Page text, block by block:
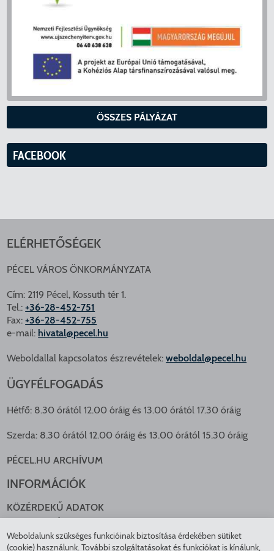
ÖSSZES PÁLYÁZAT
FACEBOOK
ELÉRHETŐSÉGEK
PÉCEL VÁROS ÖNKORMÁNYZATA
Cím: 2119 Pécel, Kossuth tér 1.
Tel.:+36-28-452-751
Fax:+36-28-452-755
e-mail: hivatal@pecel.hu
Weboldallal kapcsolatos észrevételek:weboldal@pecel.hu
ÜGYFÉLFOGADÁS
Hétfő: 8.30 órától 12.00 óráig és 13.00 órától 17.30 óráig
Szerda: 8.30 órától 12.00 óráig és 13.00 órától 15.30 óráig
PÉCEL.HU ARCHÍVUM
INFORMÁCIÓK
KÖZÉRDEKŰ ADATOK
KÖZLEKEDÉS
Weboldalunk szükséges funkcióinak biztosítása érdekében sütiket
(cookie) használunk. További szolgáltatásokat és funkciókat is kínálunk,